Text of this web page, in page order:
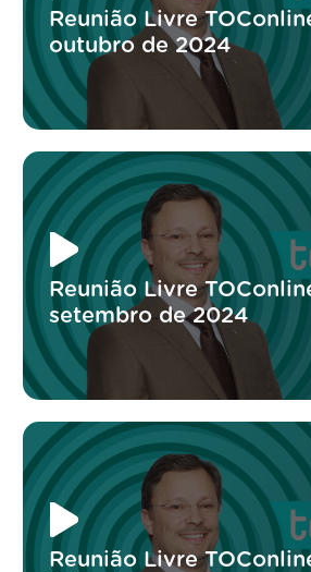
Reunião Livre
outubro de 2024
Reunião Livre
setembro de 2024
Reunião Livre